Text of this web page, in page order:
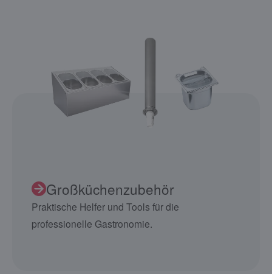
Großküchenzubehör
Praktische Helfer und Tools für die
professionelle Gastronomie.